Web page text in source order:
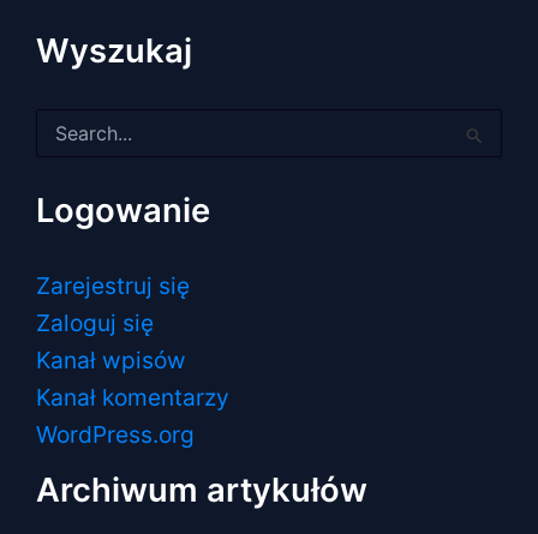
Wyszukaj
dla:
Logowanie
Zarejestruj się
Zaloguj się
Kanał wpisów
Kanał komentarzy
WordPress.org
Archiwum artykułów